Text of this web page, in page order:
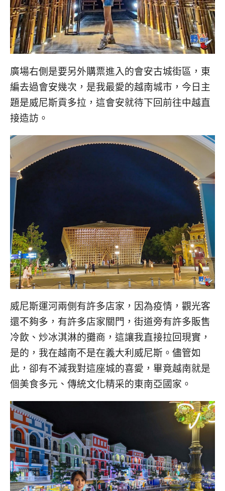
廣場右側是要另外購票進入的會安古城街區，東
編去過會安幾次，是我最愛的越南城市，今日主
題是威尼斯貢多拉，這會安就待下回前往中越直
接造訪。
威尼斯運河兩側有許多店家，因為疫情，觀光客
還不夠多，有許多店家關門，街道旁有許多販售
冷飲、炒冰淇淋的攤商，這讓我直接拉回現實，
是的，我在越南不是在義大利威尼斯。儘管如
此，卻有不減我對這座城的喜愛，畢竟越南就是
個美食多元、傳統文化精采的東南亞國家。